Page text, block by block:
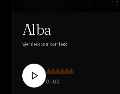
Alba
Ventes sortantes
0:00